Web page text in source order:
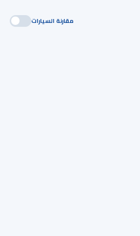
مقارنة السيارات